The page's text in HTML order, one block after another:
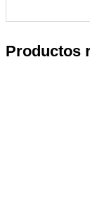
Productos